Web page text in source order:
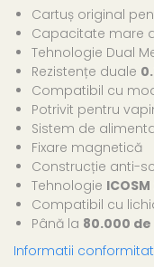
Cartuș original
Capacitate mare
Tehnologie Dual
Rezistențe duale
Compatibil cu
Potrivit pentru
Sistem de
Fixare magnetică
Construcție anti-
Tehnologie ICOSM
Compatibil cu
Până la 80.000
Informatii